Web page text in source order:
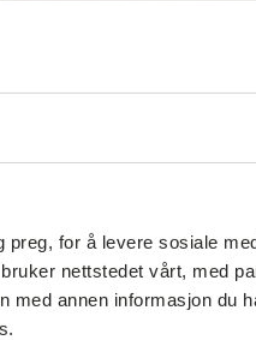
for å levere sosiale
nettstedet vårt, med
med annen informasjon du